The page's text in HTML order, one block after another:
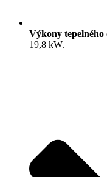
Výkony tepelného
19,8 kW.